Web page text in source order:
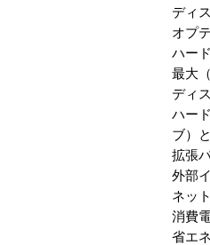
ディ
オプ
ハー
最大
ディ
ハー
ブ）
拡張
外部
ネッ
消費
省エ